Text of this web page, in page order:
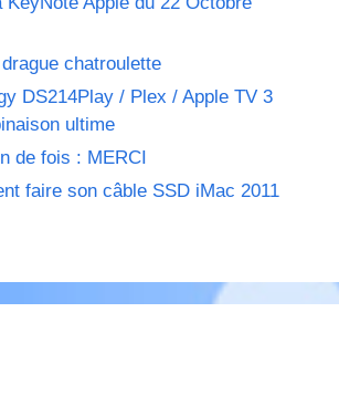
chatroulette
DS214Play / Plex / Apple TV 3
ultime
de fois : MERCI
faire son câble SSD iMac 2011